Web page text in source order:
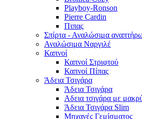
Playboy-Ronson
Pierre Cardin
Πιπας
Σπίρτα - Αναλώσιμα
Αναλώσιμα Ναργιλέ
Καπνοί
Καπνοί Στριφτού
Καπνοί Πίπας
Άδεια Τσιγάρα
Άδεια Τσιγάρα
Αδεια τσιγάρα με
Άδεια Τσιγάρα Slim
Μηχανές Γεμίσματος